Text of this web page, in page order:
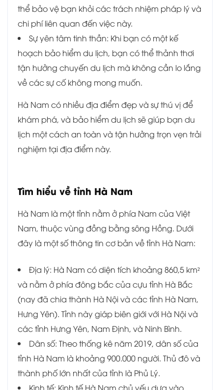
thể bảo vệ bạn khỏi các trách nhiệm pháp lý và
chi phí liên quan đến việc này.
Sự yên tâm tinh thần: Khi bạn có một kế
hoạch bảo hiểm du lịch, bạn có thể thảnh thơi
tận hưởng chuyến du lịch mà không cần lo lắng
về các sự cố không mong muốn.
Hà Nam có nhiều địa điểm đẹp và sự thú vị để
khám phá, và bảo hiểm du lịch sẽ giúp bạn du
lịch một cách an toàn và tận hưởng trọn vẹn trải
nghiệm tại địa điểm này.
Tìm hiểu về tỉnh Hà Nam
Hà Nam là một tỉnh nằm ở phía Nam của Việt
Nam, thuộc vùng đồng bằng sông Hồng. Dưới
đây là một số thông tin cơ bản về tỉnh Hà Nam:
Địa lý: Hà Nam có diện tích khoảng 860,5 km²
và nằm ở phía đông bắc của cựu tỉnh Hà Bắc
(nay đã chia thành Hà Nội và các tỉnh Hà Nam,
Hưng Yên). Tỉnh này giáp biên giới với Hà Nội và
các tỉnh Hưng Yên, Nam Định, và Ninh Bình.
Dân số: Theo thống kê năm 2019, dân số của
tỉnh Hà Nam là khoảng 900.000 người. Thủ đô và
thành phố lớn nhất của tỉnh là Phủ Lý.
Kinh tế: Kinh tế Hà Nam chủ yếu dựa vào